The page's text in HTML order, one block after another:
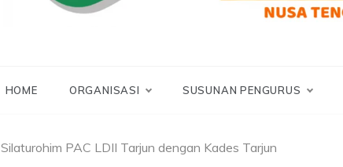
BARAT
HOME ORGANISASI SUSUNAN PENGURUS
Silaturohim PAC LDII Tarjun dengan Kades Tarjun